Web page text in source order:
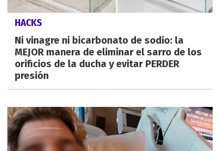
HACKS
Ni vinagre ni bicarbonato de sodio: la
MEJOR manera de eliminar el sarro de los
orificios de la ducha y evitar PERDER
presión